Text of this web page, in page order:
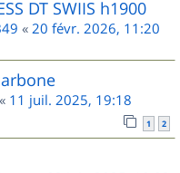
DT SWIIS h1900
« 20 févr. 2026, 11:20
« 11 juil. 2025, 19:18
1 2